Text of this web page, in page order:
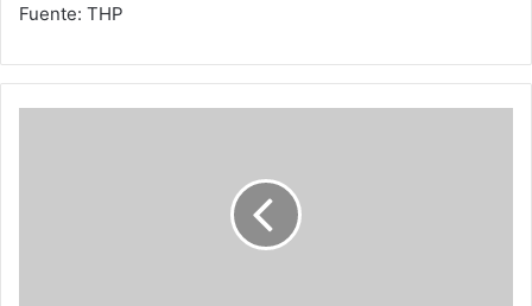
Fuente: THP